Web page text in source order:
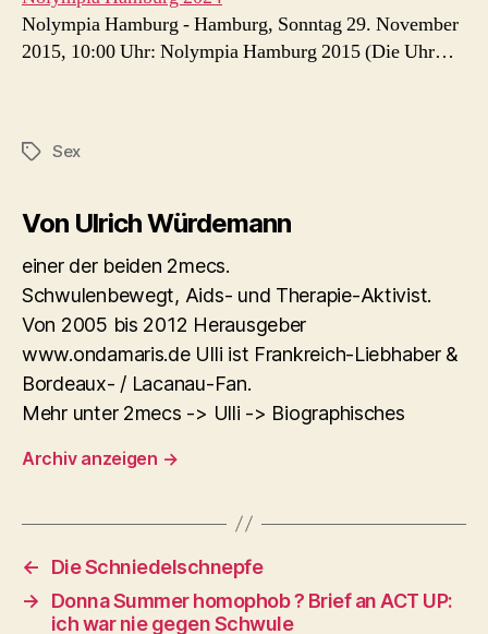
Nolympia Hamburg - Hamburg, Sonntag 29. November
2015, 10:00 Uhr: Nolympia Hamburg 2015 (Die Uhr…
Schlagwörter
Sex
Von Ulrich Würdemann
einer der beiden 2mecs.
Schwulenbewegt, Aids- und Therapie-Aktivist.
Von 2005 bis 2012 Herausgeber
www.ondamaris.de Ulli ist Frankreich-Liebhaber &
Bordeaux- / Lacanau-Fan.
Mehr unter 2mecs -> Ulli -> Biographisches
Archiv anzeigen →
←
Die Schniedelschnepfe
→
Donna Summer homophob ? Brief an ACT UP:
ich war nie gegen Schwule